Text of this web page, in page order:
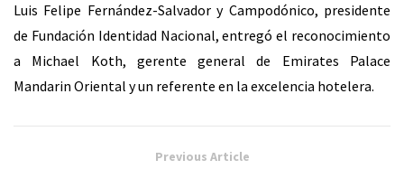
Luis Felipe Fernández-Salvador y Campodónico, presidente
de Fundación Identidad Nacional, entregó el reconocimiento
a Michael Koth, gerente general de Emirates Palace
Mandarin Oriental y un referente en la excelencia hotelera.
Previous Article